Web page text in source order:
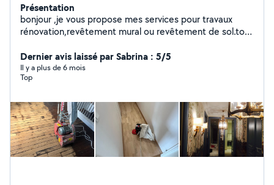
Présentation
bonjour ,je vous propose mes services pour travaux
rénovation,revêtement mural ou revêtement de sol.tout
rebouchag, ponçage.,peinture---satin, mat, velours,
glycro, peintures décorative, pose des papiers ou
papiers peint3D., pose toile de verre peinture des
plafond "ba13", faire de cloison en placo plâtre "ba13"
isolation murs et plafonds. pose carrelage ou pose
faïence. pose crédence. revêtement de sol pose
parquet stratifié ou contre coller ou massif. pose pvc
clipsabl. ou lino vnyil. fair des regréage . électricité,
Dernier avis laissé par Sabrina : 5/5
Il y a plus de 6 mois
Top